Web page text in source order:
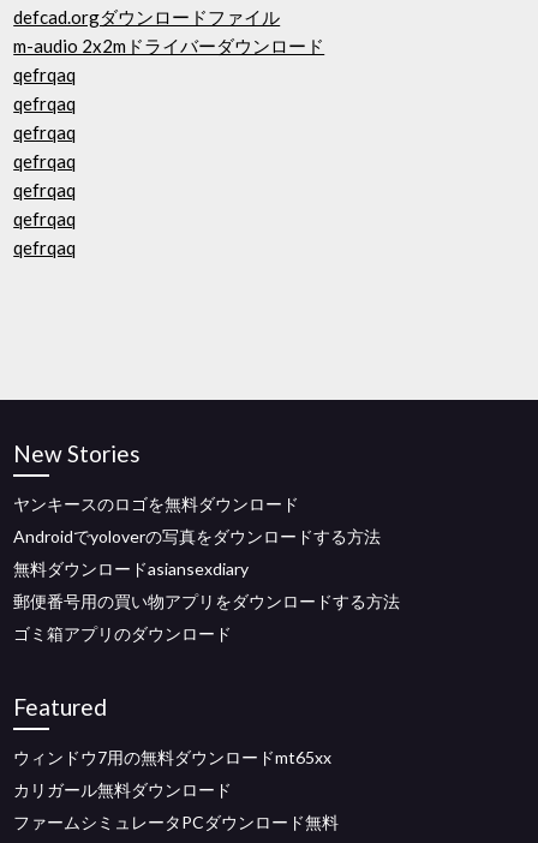
defcad.orgダウンロードファイル
m-audio 2x2mドライバーダウンロード
qefrqaq
qefrqaq
qefrqaq
qefrqaq
qefrqaq
qefrqaq
qefrqaq
New Stories
ヤンキースのロゴを無料ダウンロード
Androidでyoloverの写真をダウンロードする方法
無料ダウンロードasiansexdiary
郵便番号用の買い物アプリをダウンロードする方法
ゴミ箱アプリのダウンロード
Featured
ウィンドウ7用の無料ダウンロードmt65xx
カリガール無料ダウンロード
ファームシミュレータPCダウンロード無料